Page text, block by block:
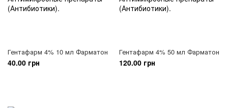
Гентафарм 4% 10 мл Фарматон
40.00 грн
Гентафарм 4% 50 мл Фарматон
120.00 грн